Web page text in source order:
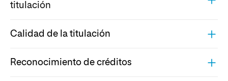
titulación
Calidad de la titulación
Reconocimiento de créditos